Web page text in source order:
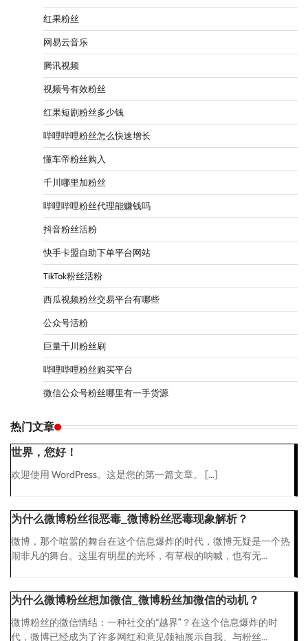
红果粉丝
网易云音乐
腾讯视频
视频号有效粉丝
红果短剧粉丝多少钱
哔哩哔哩粉丝怎么快速增长
懂车帝粉丝购入
千川哪里加粉丝
哔哩哔哩粉丝代理能赚钱吗
抖音粉丝活粉
快手卡盟自助下单平台网站
TikTok粉丝活粉
西瓜视频粉丝交易平台有哪些
公众号活粉
巨量千川粉丝刷
哔哩哔哩粉丝购买平台
微信公众号粉丝哪里有一手货源
热门文章
世界，您好！
欢迎使用 WordPress。这是您的第一篇文章。 […]
为什么微博粉丝很恶毒_微博粉丝恶毒现象解析？
微博，那个喧嚣的舞台在这个信息爆炸的时代，微博无疑是一个热
闹非凡的舞台。这里有明星的光环，有草根的呐喊，也有无...
为什么微博粉丝想加微信_微博粉丝加微信的动机？
微博粉丝的微信情结：一种社交的“越界”？在这个信息爆炸的时
代，微博已经成为了许多网红和意见领袖展示自我、与粉丝...